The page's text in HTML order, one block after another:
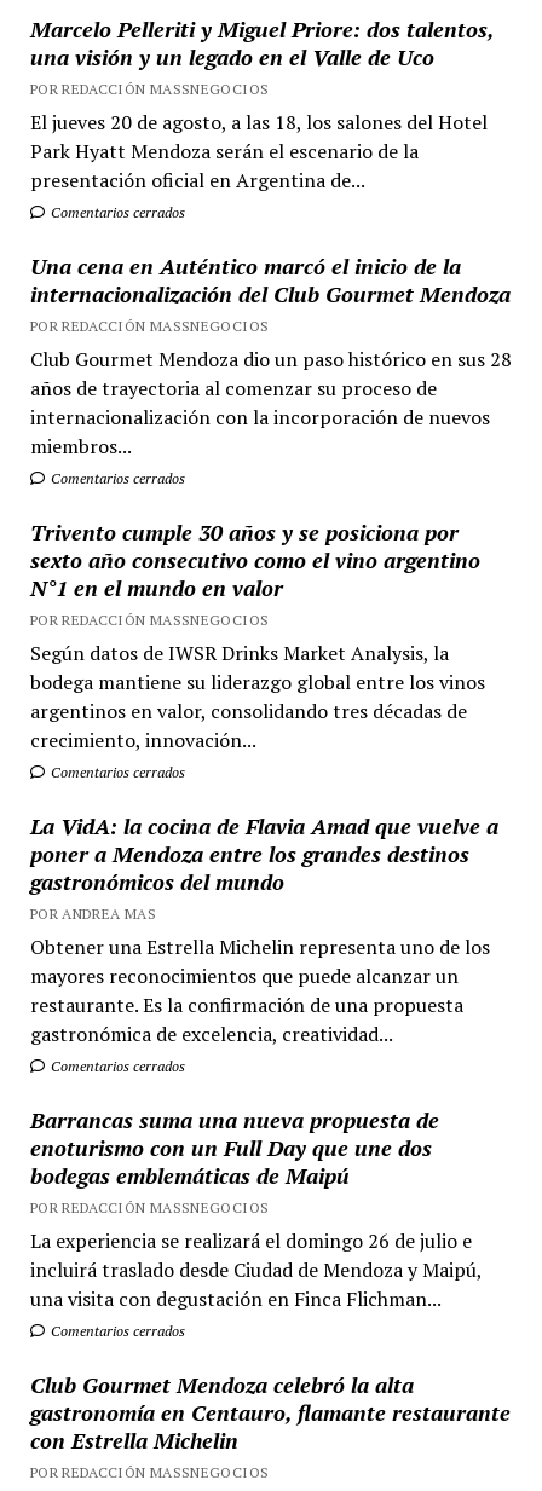
Marcelo Pelleriti y Miguel Priore: dos talentos,
una visión y un legado en el Valle de Uco
POR REDACCIÓN MASSNEGOCIOS
El jueves 20 de agosto, a las 18, los salones del Hotel
Park Hyatt Mendoza serán el escenario de la
presentación oficial en Argentina de...
Comentarios cerrados
Una cena en Auténtico marcó el inicio de la
internacionalización del Club Gourmet Mendoza
POR REDACCIÓN MASSNEGOCIOS
Club Gourmet Mendoza dio un paso histórico en sus 28
años de trayectoria al comenzar su proceso de
internacionalización con la incorporación de nuevos
miembros...
Comentarios cerrados
Trivento cumple 30 años y se posiciona por
sexto año consecutivo como el vino argentino
N°1 en el mundo en valor
POR REDACCIÓN MASSNEGOCIOS
Según datos de IWSR Drinks Market Analysis, la
bodega mantiene su liderazgo global entre los vinos
argentinos en valor, consolidando tres décadas de
crecimiento, innovación...
Comentarios cerrados
La VidA: la cocina de Flavia Amad que vuelve a
poner a Mendoza entre los grandes destinos
gastronómicos del mundo
POR ANDREA MAS
Obtener una Estrella Michelin representa uno de los
mayores reconocimientos que puede alcanzar un
restaurante. Es la confirmación de una propuesta
gastronómica de excelencia, creatividad...
Comentarios cerrados
Barrancas suma una nueva propuesta de
enoturismo con un Full Day que une dos
bodegas emblemáticas de Maipú
POR REDACCIÓN MASSNEGOCIOS
La experiencia se realizará el domingo 26 de julio e
incluirá traslado desde Ciudad de Mendoza y Maipú,
una visita con degustación en Finca Flichman...
Comentarios cerrados
Club Gourmet Mendoza celebró la alta
gastronomía en Centauro, flamante restaurante
con Estrella Michelin
POR REDACCIÓN MASSNEGOCIOS